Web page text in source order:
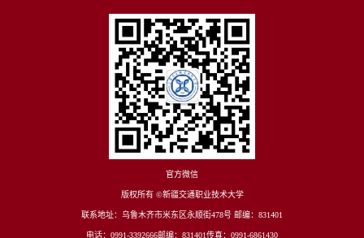
官方微信
版权所有 ©新疆交通职业技术大学
联系地址：乌鲁木齐市米东区永顺街478号 邮编：831401
电话：0991-3392666邮编：831401传真：0991-6861430